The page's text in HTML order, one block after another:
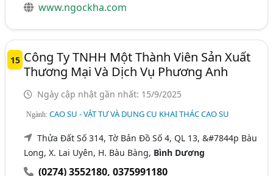
www.ngockha.com
15 Công Ty TNHH Một Thành Viên Sản Xuất
Thương Mại Và Dịch Vụ Phương Anh
Ngày cập nhật gần nhất: 15/9/2025
Ngành:CAO SU - VẬT TƯ VÀ DỤNG CỤ KHAI THÁC CAO SU
Thửa Đất Số 314, Tờ Bản Đồ Số 4, QL 13, &#7844p Bàu
Long, X. Lai Uyên, H. Bàu Bàng, Bình Dương
(0274) 3552180,0375991180